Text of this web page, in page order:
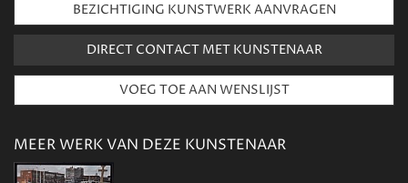
BEZICHTIGING KUNSTWERK AANVRAGEN
DIRECT CONTACT MET KUNSTENAAR
MEER WERK VAN DEZE KUNSTENAAR